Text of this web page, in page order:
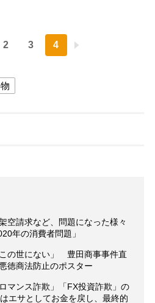
2 3 4
空請求など、問題になった様々
年の消費者問題」
この世にない」 豊田商事事件直
徳商法防止のポスター
マンス詐欺」「FX投資詐欺」の
エサとしてお金を戻し、最終的